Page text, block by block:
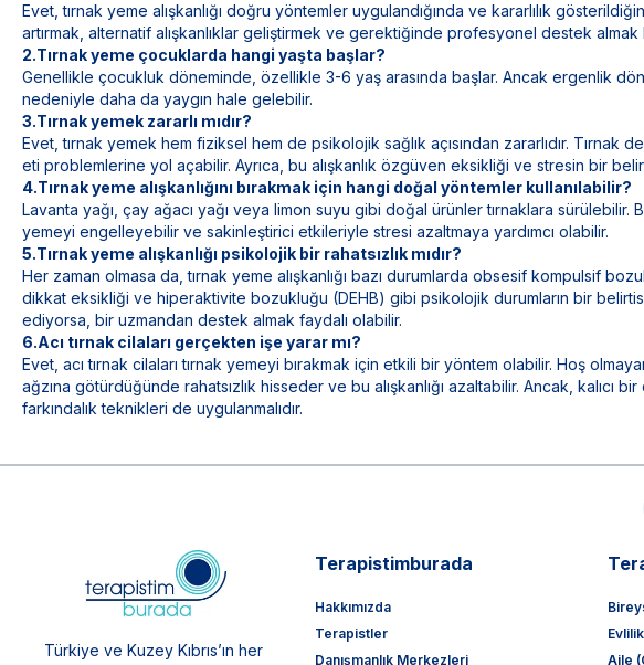
Evet, tırnak yeme alışkanlığı doğru yöntemler uygulandığında ve kararlılık
artırmak, alternatif alışkanlıklar geliştirmek ve gerektiğinde profesyonel destek almak
2.Tırnak yeme çocuklarda hangi yaşta başlar?
Genellikle çocukluk döneminde, özellikle 3-6 yaş arasında başlar. Ancak ergenlik
nedeniyle daha da yaygın hale gelebilir.
3.Tırnak yemek zararlı mıdır?
Evet, tırnak yemek hem fiziksel hem de psikolojik sağlık açısından zararlıdır. Tırnak
eti problemlerine yol açabilir. Ayrıca, bu alışkanlık özgüven eksikliği ve stresin bir
4.Tırnak yeme alışkanlığını bırakmak için hangi doğal yöntemler kullanılabilir?
Lavanta yağı, çay ağacı yağı veya limon suyu gibi doğal ürünler tırnaklara sürülebilir.
yemeyi engelleyebilir ve sakinleştirici etkileriyle stresi azaltmaya yardımcı olabilir.
5.Tırnak yeme alışkanlığı psikolojik bir rahatsızlık mıdır?
Her zaman olmasa da, tırnak yeme alışkanlığı bazı durumlarda obsesif kompulsif
dikkat eksikliği ve hiperaktivite bozukluğu (DEHB) gibi psikolojik durumların bir
ediyorsa, bir uzmandan destek almak faydalı olabilir.
6.Acı tırnak cilaları gerçekten işe yarar mı?
Evet, acı tırnak cilaları tırnak yemeyi bırakmak için etkili bir yöntem olabilir. Hoş
ağzına götürdüğünde rahatsızlık hisseder ve bu alışkanlığı azaltabilir. Ancak, kalıcı
farkındalık teknikleri de uygulanmalıdır.
Türkiye ve Kuzey Kıbrıs’ın her
Terapistimburada
Hakkımızda
Terapistler
Danışmanlık Merkezleri
Aile